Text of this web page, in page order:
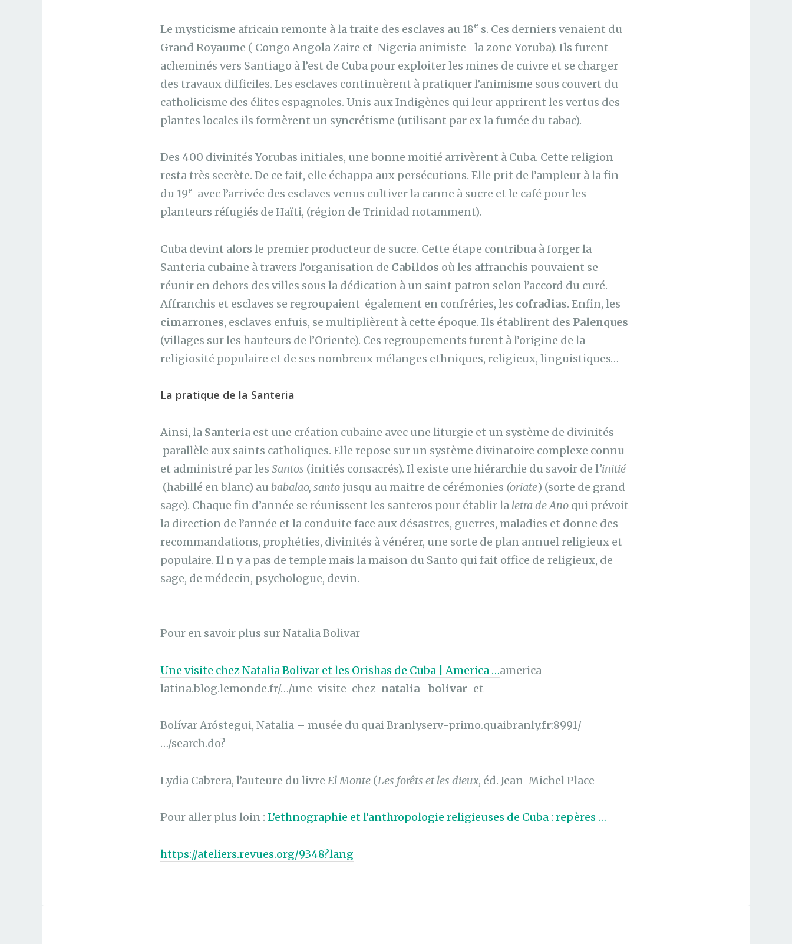
Le mysticisme africain remonte à la traite des esclaves au 18e s. Ces derniers venaient du
Grand Royaume ( Congo Angola Zaire et Nigeria animiste- la zone Yoruba). Ils furent
acheminés vers Santiago à l’est de Cuba pour exploiter les mines de cuivre et se charger
des travaux difficiles. Les esclaves continuèrent à pratiquer l’animisme sous couvert du
catholicisme des élites espagnoles. Unis aux Indigènes qui leur apprirent les vertus des
plantes locales ils formèrent un syncrétisme (utilisant par ex la fumée du tabac).
Des 400 divinités Yorubas initiales, une bonne moitié arrivèrent à Cuba. Cette religion
resta très secrète. De ce fait, elle échappa aux persécutions. Elle prit de l’ampleur à la fin
du 19e avec l’arrivée des esclaves venus cultiver la canne à sucre et le café pour les
planteurs réfugiés de Haïti, (région de Trinidad notamment).
Cuba devint alors le premier producteur de sucre. Cette étape contribua à forger la
Santeria cubaine à travers l’organisation de Cabildos où les affranchis pouvaient se
réunir en dehors des villes sous la dédication à un saint patron selon l’accord du curé.
Affranchis et esclaves se regroupaient également en confréries, les cofradias. Enfin, les
cimarrones, esclaves enfuis, se multiplièrent à cette époque. Ils établirent des Palenques
(villages sur les hauteurs de l’Oriente). Ces regroupements furent à l’origine de la
religiosité populaire et de ses nombreux mélanges ethniques, religieux, linguistiques…
La pratique de la Santeria
Ainsi, la Santeria est une création cubaine avec une liturgie et un système de divinités
parallèle aux saints catholiques. Elle repose sur un système divinatoire complexe connu
et administré par les Santos (initiés consacrés). Il existe une hiérarchie du savoir de l’initié
(habillé en blanc) au babalao, santo jusqu au maitre de cérémonies (oriate) (sorte de grand
sage). Chaque fin d’année se réunissent les santeros pour établir la letra de Ano qui prévoit
la direction de l’année et la conduite face aux désastres, guerres, maladies et donne des
recommandations, prophéties, divinités à vénérer, une sorte de plan annuel religieux et
populaire. Il n y a pas de temple mais la maison du Santo qui fait office de religieux, de
sage, de médecin, psychologue, devin.
Pour en savoir plus sur Natalia Bolivar
Une visite chez Natalia Bolivar et les Orishas de Cuba | America …america-
latina.blog.lemonde.fr/…/une-visite-chez-natalia–bolivar-et
Bolívar Aróstegui, Natalia – musée du quai Branlyserv-primo.quaibranly.fr:8991/
…/search.do?
Lydia Cabrera, l’auteure du livre El Monte (Les forêts et les dieux, éd. Jean-Michel Place
Pour aller plus loin : L’ethnographie et l’anthropologie religieuses de Cuba : repères …
https://ateliers.revues.org/9348?lang